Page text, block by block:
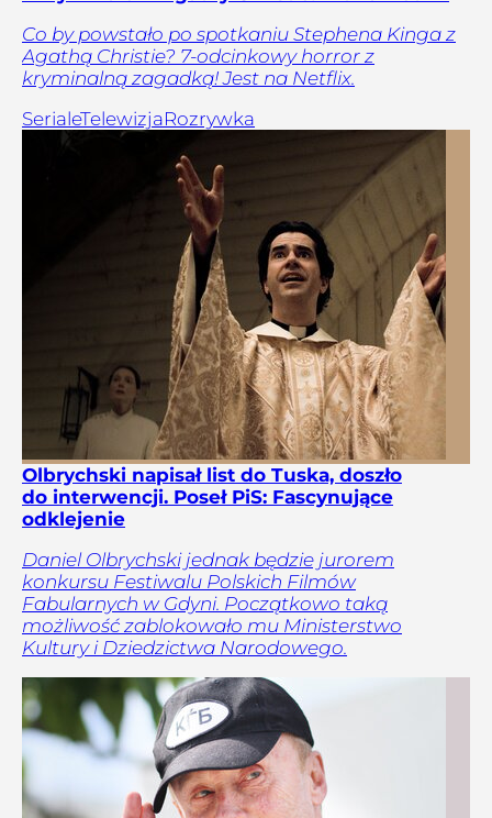
Co by powstało po spotkaniu Stephena Kinga z
Agathą Christie? 7-odcinkowy horror z
kryminalną zagadką! Jest na Netflix.
SerialeTelewizjaRozrywka
Olbrychski napisał list do Tuska, doszło
do interwencji. Poseł PiS: Fascynujące
odklejenie
Daniel Olbrychski jednak będzie jurorem
konkursu Festiwalu Polskich Filmów
Fabularnych w Gdyni. Początkowo taką
możliwość zablokowało mu Ministerstwo
Kultury i Dziedzictwa Narodowego.